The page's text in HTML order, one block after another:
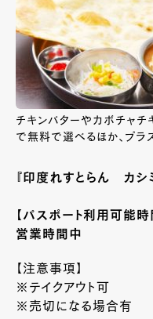
チキンバターやカボチャチ
で無料で選べるほか、プラ
『印度れすとらん カ
【パスポート利用可能時
営業時間中
【注意事項】
※テイクアウト可
※売切になる場合有